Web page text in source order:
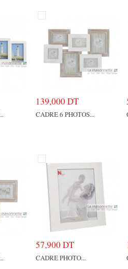
139,000 DT
CADRE 6 PHOTOS...
57,900 DT
CADRE PHOTO...